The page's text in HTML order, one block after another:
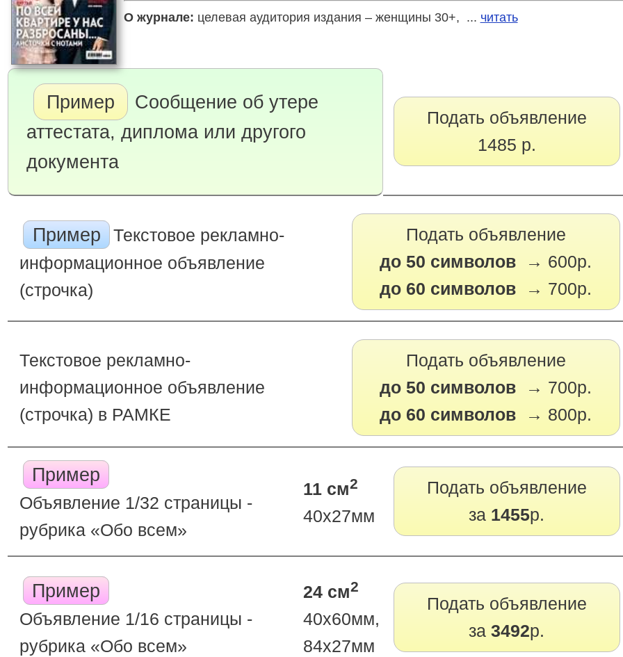
О журнале: целевая аудитория издания – женщины 30+, ... читать
Пример
Сообщение об утере
аттестата, диплома или другого
документа
Подать объявление
1485 р.
Пример
Текстовое рекламно-
информационное объявление
(строчка)
Подать объявление
до 50 символов → 600р.
до 60 символов → 700р.
Текстовое рекламно-
информационное объявление
(строчка) в РАМКЕ
Подать объявление
до 50 символов → 700р.
до 60 символов → 800р.
Пример
Объявление 1/32 страницы -
рубрика «Обо всем»
11 см2
40х27мм
Подать объявление
за 1455р.
Пример
Объявление 1/16 страницы -
рубрика «Обо всем»
24 см2
40х60мм,
84х27мм
Подать объявление
за3492р.